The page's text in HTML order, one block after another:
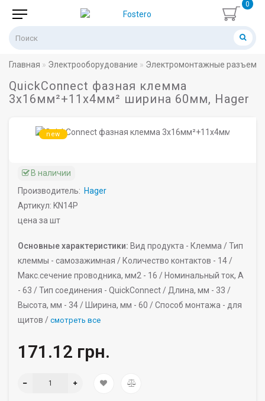
0
Главная Электрооборудование Электромонтажные разъемы
QuickConnect фазная клемма
3x16мм²+11x4мм² ширина 60мм, Hager
new
В наличии
Производитель: Hager
Артикул: KN14P
цена за шт
Основные характеристики: Вид продукта - Клемма /Тип
клеммы - самозажимная / Количество контактов - 14 /
Макс.сечение проводника, мм2 - 16 / Номинальный ток, A
- 63 /Тип соединения - QuickConnect / Длина, мм - 33 /
Высота, мм - 34 / Ширина, мм - 60 /Способ монтажа - для
щитов / смотреть все
171.12 грн.